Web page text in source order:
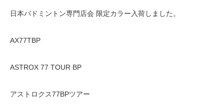
日本バドミントン専門店会 限定カラー入荷しました。
AX77TBP
ASTROX 77 TOUR BP
アストロクス77BPツアー